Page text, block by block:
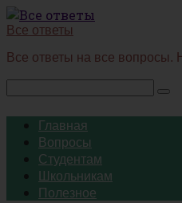
Перейти
кВсе ответы
Все ответы на все вопросы.
Поиск:
Главная
Вопросы
Студентам
Школьникам
Полезное